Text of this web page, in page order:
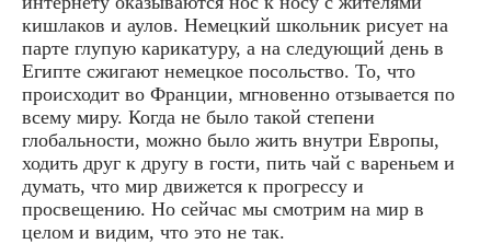
кишлаков и аулов. Немецкий школьник рисует на
парте глупую карикатуру, а на следующий день в
Египте сжигают немецкое посольство. То, что
происходит во Франции, мгновенно отзывается по
всему миру. Когда не было такой степени
глобальности, можно было жить внутри Европы,
ходить друг к другу в гости, пить чай с вареньем и
думать, что мир движется к прогрессу и
просвещению. Но сейчас мы смотрим на мир в
целом и видим, что это не так.